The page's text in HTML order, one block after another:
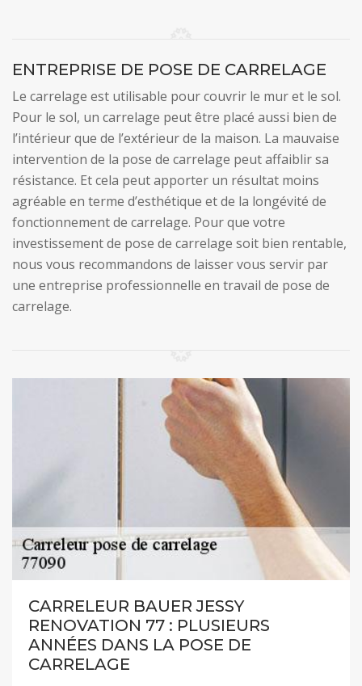
ENTREPRISE DE POSE DE CARRELAGE
Le carrelage est utilisable pour couvrir le mur et le sol.
Pour le sol, un carrelage peut être placé aussi bien de
l’intérieur que de l’extérieur de la maison. La mauvaise
intervention de la pose de carrelage peut affaiblir sa
résistance. Et cela peut apporter un résultat moins
agréable en terme d’esthétique et de la longévité de
fonctionnement de carrelage. Pour que votre
investissement de pose de carrelage soit bien rentable,
nous vous recommandons de laisser vous servir par
une entreprise professionnelle en travail de pose de
carrelage.
CARRELEUR BAUER JESSY
RENOVATION 77 : PLUSIEURS
ANNÉES DANS LA POSE DE
CARRELAGE